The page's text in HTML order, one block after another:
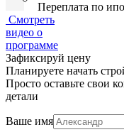
Переплата по
Смотреть
видео о
программе
Зафиксируй цену
Планируете начать
Просто оставьте свои
детали
Ваше имя